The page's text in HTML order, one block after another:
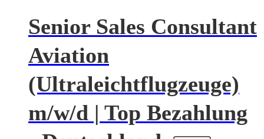
Senior Sales Consultant
Aviation
(Ultraleichtflugzeuge)
m/w/d | Top Bezahlung